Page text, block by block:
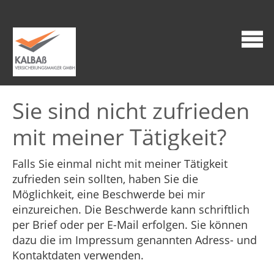
Sie sind nicht zufrieden
mit meiner Tätigkeit?
Falls Sie einmal nicht mit meiner Tätigkeit
zufrieden sein sollten, haben Sie die
Möglichkeit, eine Beschwerde bei mir
einzureichen. Die Beschwerde kann schriftlich
per Brief oder per E-Mail erfolgen. Sie können
dazu die im Impressum genannten Adress- und
Kontaktdaten verwenden.